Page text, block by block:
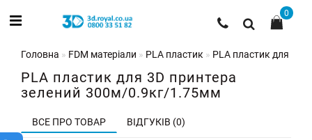
0
Головна FDM матеріали PLA пластик PLA пластик для 3D
PLA пластик для 3D принтера
зелений 300м/0.9кг/1.75мм
ВСЕ ПРО ТОВАР ВІДГУКІВ (0)